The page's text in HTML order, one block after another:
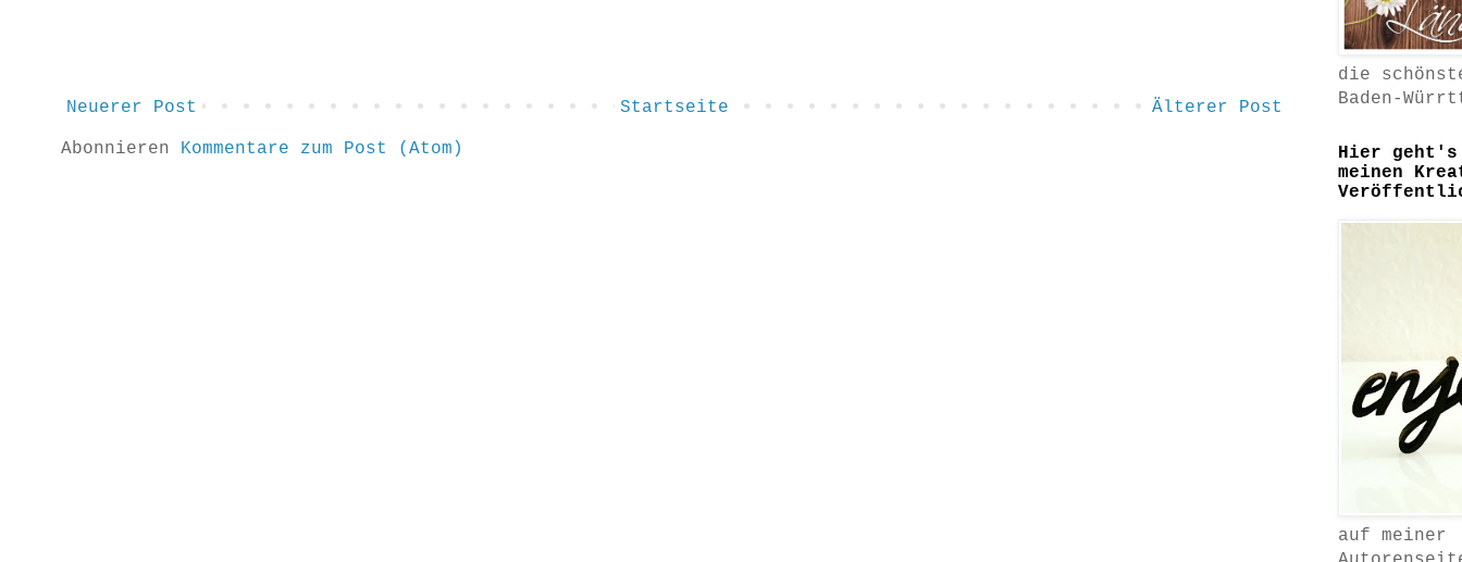
Neuerer Post Älterer Post
Startseite
Abonnieren Kommentare zum Post (Atom)
die
Baden-
Hier geht's
meinen
auf meiner